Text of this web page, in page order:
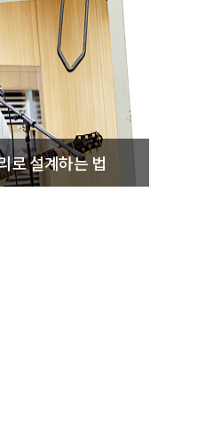
로 설계하는 법